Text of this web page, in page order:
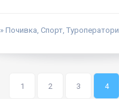
» Почивка, Спорт, Туроператори
1 2 3 4